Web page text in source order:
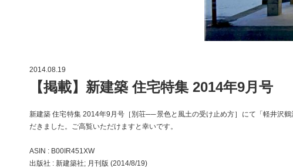
2014.08.19
【掲載】新建築 住宅特集 2014年9月号
新建築 住宅特集 2014年9月号［別荘──景色と風土の受け止め方］にて「軽井沢
だきました。ご高覧いただけますと幸いです。
ASIN : B00IR451XW
出版社 : 新建築社; 月刊版 (2014/8/19)